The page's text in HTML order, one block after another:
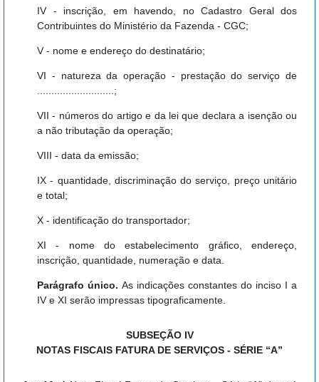
IV - inscrição, em havendo, no Cadastro Geral dos
Contribuintes do Ministério da Fazenda - CGC;
V - nome e endereço do destinatário;
VI - natureza da operação - prestação do serviço de
...........................;
VII - números do artigo e da lei que declara a isenção ou
a não tributação da operação;
VIII - data da emissão;
IX - quantidade, discriminação do serviço, preço unitário
e total;
X - identificação do transportador;
XI - nome do estabelecimento gráfico, endereço,
inscrição, quantidade, numeração e data.
Parágrafo único. As indicações constantes do inciso I a
IV e XI serão impressas tipograficamente.
SUBSEÇÃO IV
NOTAS FISCAIS FATURA DE SERVIÇOS - SÉRIE “A”